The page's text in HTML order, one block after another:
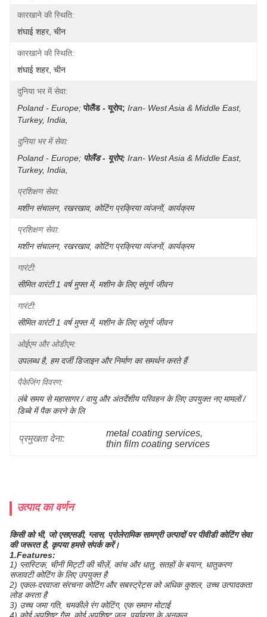
कारखाने की स्थिति:
शंघाई शहर, चीन
कारखाने की स्थिति:
शंघाई शहर, चीन
दुनिया भर में सेवा:
Poland - Europe; पोलैंड - यूरोप; Iran- West Asia & Middle East,
Turkey, India,
दुनिया भर में सेवा:
Poland - Europe; पोलैंड - यूरोप; Iran- West Asia & Middle East,
Turkey, India,
प्रशिक्षण सेवा:
मशीन संचालन, रखरखाव, कोटिंग प्रक्रिया व्यंजनों, कार्यक्रम
प्रशिक्षण सेवा:
मशीन संचालन, रखरखाव, कोटिंग प्रक्रिया व्यंजनों, कार्यक्रम
गारंटी:
सीमित वारंटी 1 वर्ष मुफ्त में, मशीन के लिए संपूर्ण जीवन
गारंटी:
सीमित वारंटी 1 वर्ष मुफ्त में, मशीन के लिए संपूर्ण जीवन
ओईएम और ओडीएम:
उपलब्ध है, हम दर्जी डिजाइन और निर्माण का समर्थन करते हैं
पैकेजिंग विवरण:
लंबे समय से महासागर / वायु और अंतर्देशीय परिवहन के लिए उपयुक्त नए मामलों /
डिब्बे में पैक करने के लि
प्रमुखता देना:
metal coating services,
thin film coating services
उत्पाद का वर्णन
किसी को भी, जो एसएसडी, ग्लास, प्रोलेरामिक सामग्री उत्पादों पर पीवीडी कोटिंग सेवा
की जरूरत है, कृपया हमसे संपर्क करें।
1.Features:
1) प्लास्टिक, चीनी मिट्टी की चीज़ें, कांच और धातु, सतहों के बयान, धातुकरण
सजावटी कोटिंग के लिए उपयुक्त है
2) एकल-दरवाजा संरचना कोटिंग और सबस्ट्रेट्स को अधिक कुशल, उच्च उत्पादकता
लोड करता है
3) उच्च जमा गति, चमकीले रंग कोटिंग, एक समान मोटाई